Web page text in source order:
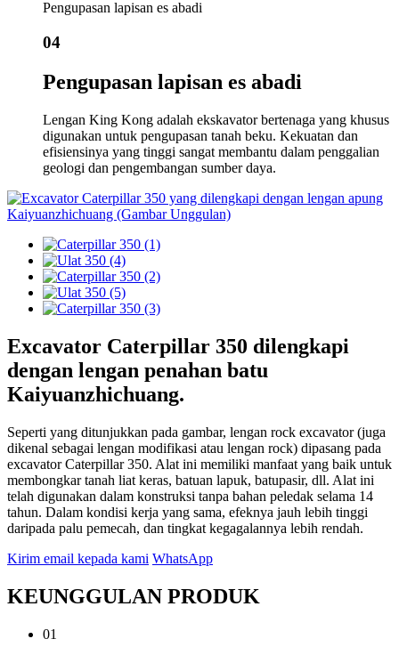
Pengupasan lapisan es abadi
04
Pengupasan lapisan es abadi
Lengan King Kong adalah ekskavator bertenaga yang khusus
digunakan untuk pengupasan tanah beku. Kekuatan dan
efisiensinya yang tinggi sangat membantu dalam penggalian
geologi dan pengembangan sumber daya.
Excavator Caterpillar 350 dilengkapi
dengan lengan penahan batu
Kaiyuanzhichuang.
Seperti yang ditunjukkan pada gambar, lengan rock excavator (juga
dikenal sebagai lengan modifikasi atau lengan rock) dipasang pada
excavator Caterpillar 350. Alat ini memiliki manfaat yang baik untuk
membongkar tanah liat keras, batuan lapuk, batupasir, dll. Alat ini
telah digunakan dalam konstruksi tanpa bahan peledak selama 14
tahun. Dalam kondisi kerja yang sama, efeknya jauh lebih tinggi
daripada palu pemecah, dan tingkat kegagalannya lebih rendah.
Kirim email kepada kami WhatsApp
KEUNGGULAN PRODUK
01